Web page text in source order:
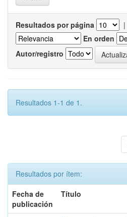
Resultados por página |
En orden
Autor/registro
Resultados 1-1 de 1.
Resultados por ítem:
Fecha de
publicación
Título